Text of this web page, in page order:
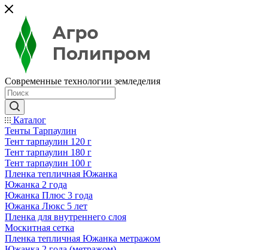
Современные технологии земледелия
Каталог
Тенты Тарпаулин
Тент тарпаулин 120 г
Тент тарпаулин 180 г
Тент тарпаулин 100 г
Пленка тепличная Южанка
Южанка 2 года
Южанка Плюс 3 года
Южанка Люкс 5 лет
Пленка для внутреннего слоя
Москитная сетка
Пленка тепличная Южанка метражом